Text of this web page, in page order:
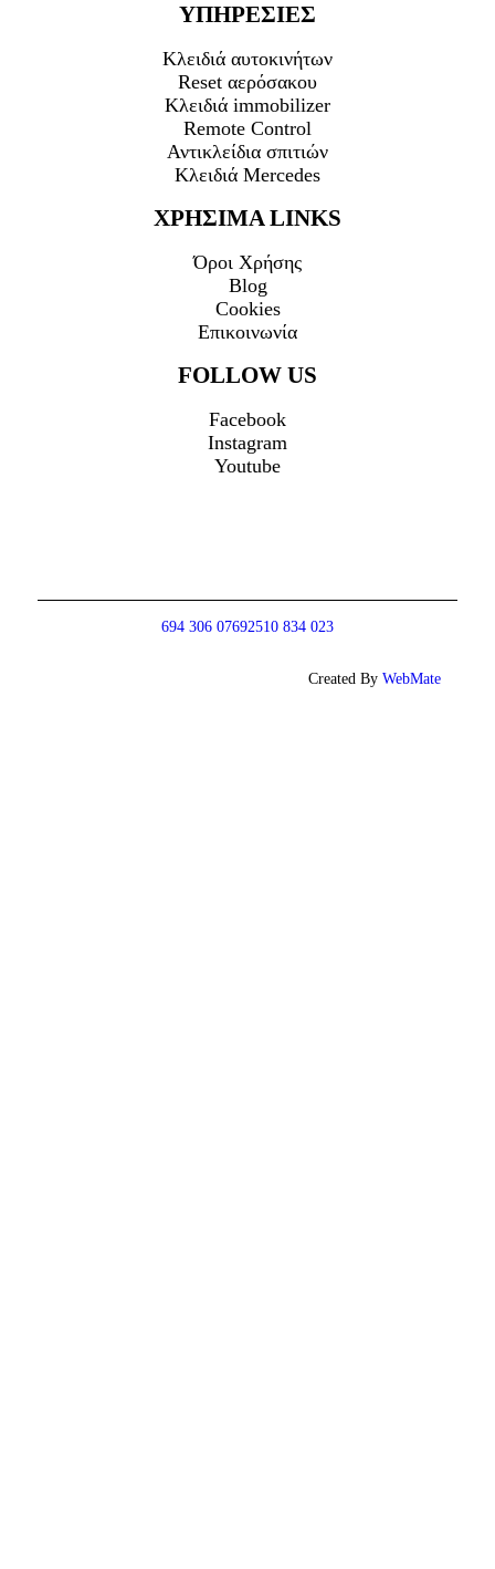
ΥΠΗΡΕΣΙΕΣ
Κλειδιά αυτοκινήτων
Reset αερόσακου
Κλειδιά immobilizer
Remote Control
Αντικλείδια σπιτιών
Κλειδιά Mercedes
ΧΡΗΣΙΜΑ LINKS
Όροι Χρήσης
Blog
Cookies
Επικοινωνία
FOLLOW US
Facebook
Instagram
Youtube
694 306 07692510 834 023
Created ByWebMate